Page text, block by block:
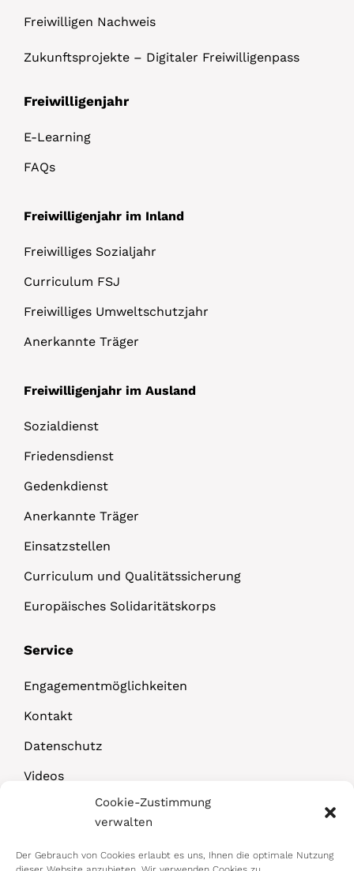
Cookie-Zustimmung
verwalten
Der Gebrauch von Cookies erlaubt es uns, Ihnen die optimale Nutzung
Freiwilligen Nachweis
Zukunftsprojekte – Digitaler Freiwilligenpass
Freiwilligenjahr
E-Learning
FAQs
Freiwilligenjahr im Inland
Freiwilliges Sozialjahr
Curriculum FSJ
Freiwilliges Umweltschutzjahr
Anerkannte Träger
Freiwilligenjahr im Ausland
Sozialdienst
Friedensdienst
Gedenkdienst
Anerkannte Träger
Einsatzstellen
Curriculum und Qualitätssicherung
Europäisches Solidaritätskorps
Service
Engagementmöglichkeiten
Kontakt
Datenschutz
Videos